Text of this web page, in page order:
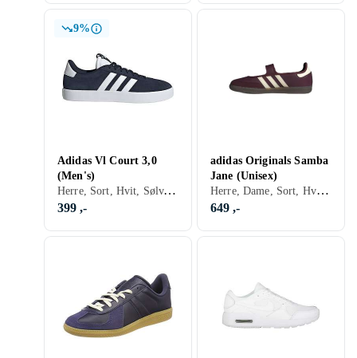
9%
Adidas Vl Court 3,0
(Men's)
Herre, Sort, Hvit, Sølv, Grå, Turkis, Brun, Blå, Rød, Gul, Oransje, Grønn, Beige, Rosa, Lilla, Khaki, Lisser
399 ,-
adidas Originals Samba
Jane (Unisex)
Herre, Dame, Sort, Hvit, Sølv, Grå, Brun, Blå, Rød, Gul, Gull, Grønn, Beige, Rosa, Lisser, Adidas Originals Samba
649 ,-